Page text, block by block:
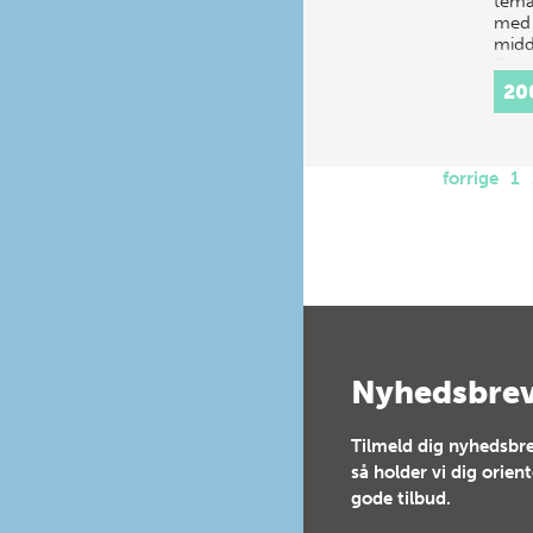
forrige 1
Tilmeld dig
så holder vi dig
gode tilbud.